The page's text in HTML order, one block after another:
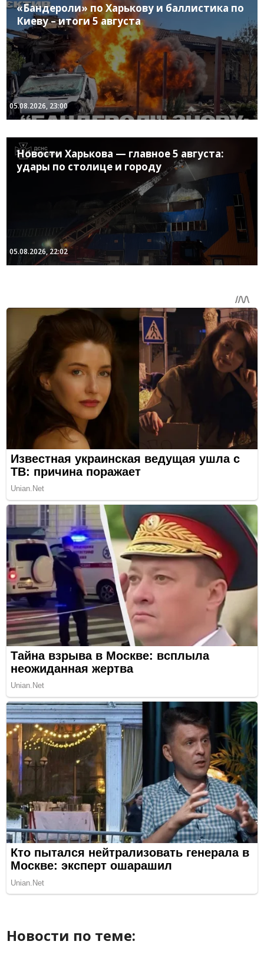
«Бандероли» по Харькову и баллистика по
Киеву – итоги 5 августа
05.08.2026, 23:00
Новости Харькова — главное 5 августа:
удары по столице и городу
05.08.2026, 22:02
Новости по теме: